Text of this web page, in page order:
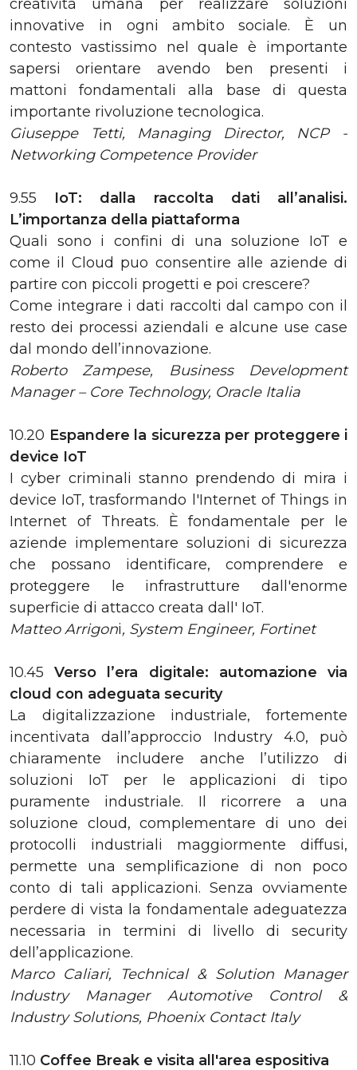
creatività umana per realizzare soluzioni
innovative in ogni ambito sociale. È un
contesto vastissimo nel quale è importante
sapersi orientare avendo ben presenti i
mattoni fondamentali alla base di questa
importante rivoluzione tecnologica.
Giuseppe Tetti, Managing Director, NCP -
Networking Competence Provider
9.55 IoT: dalla raccolta dati all’analisi.
L’importanza della piattaforma
Quali sono i confini di una soluzione IoT e
come il Cloud puo consentire alle aziende di
partire con piccoli progetti e poi crescere?
Come integrare i dati raccolti dal campo con il
resto dei processi aziendali e alcune use case
dal mondo dell’innovazione.
Roberto Zampese, Business Development
Manager – Core Technology, Oracle Italia
10.20 Espandere la sicurezza per proteggere i
device IoT
I cyber criminali stanno prendendo di mira i
device IoT, trasformando l'Internet of Things in
Internet of Threats. È fondamentale per le
aziende implementare soluzioni di sicurezza
che possano identificare, comprendere e
proteggere le infrastrutture dall'enorme
superficie di attacco creata dall' IoT.
Matteo Arrigoni, System Engineer, Fortinet
10.45Verso l’era digitale: automazione via
cloud con adeguata security
La digitalizzazione industriale, fortemente
incentivata dall’approccio Industry 4.0, può
chiaramente includere anche l’utilizzo di
soluzioni IoT per le applicazioni di tipo
puramente industriale. Il ricorrere a una
soluzione cloud, complementare di uno dei
protocolli industriali maggiormente diffusi,
permette una semplificazione di non poco
conto di tali applicazioni. Senza ovviamente
perdere di vista la fondamentale adeguatezza
necessaria in termini di livello di security
dell’applicazione.
Marco Caliari, Technical & Solution Manager
Industry Manager Automotive Control &
Industry Solutions, Phoenix Contact Italy
11.10 Coffee Break e visita all'area espositiva